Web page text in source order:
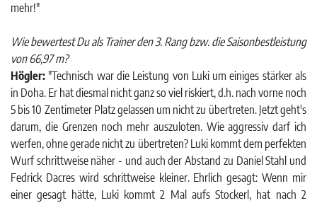
mehr!"
Wie bewertest Du als Trainer den 3. Rang bzw. die Saisonbestleistung
von 66,97 m?
Högler: "Technisch war die Leistung von Luki um einiges stärker als
in Doha. Er hat diesmal nicht ganz so viel riskiert, d.h. nach vorne noch
5 bis 10 Zentimeter Platz gelassen um nicht zu übertreten. Jetzt geht's
darum, die Grenzen noch mehr auszuloten. Wie aggressiv darf ich
werfen, ohne gerade nicht zu übertreten? Luki kommt dem perfekten
Wurf schrittweise näher - und auch der Abstand zu Daniel Stahl und
Fedrick Dacres wird schrittweise kleiner. Ehrlich gesagt: Wenn mir
einer gesagt hätte, Luki kommt 2 Mal aufs Stockerl, hat nach 2